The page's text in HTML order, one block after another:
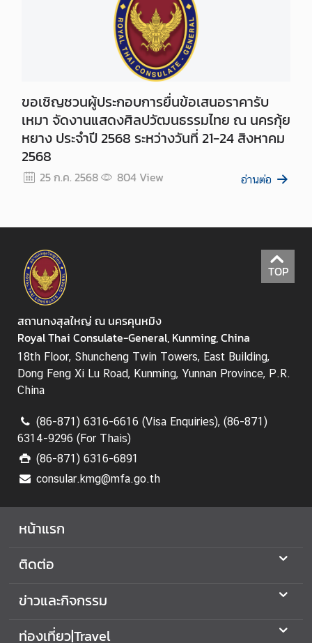
i
c
e
s
/
服
ร
ะ
ท
ว
ง
ก
า
ร
ต่
า
ง
ป
ร
เ
ท
ขอเชิญชวนผู้ประกอบการยื่นข้อเสนอราคารับ
เหมา จัดงานแสดงศิลปวัฒนธรรมไทย ณ นครกุ้ย
หยาง ประจำปี 2568 ระหว่างวันที่ 21-24 สิงหาคม
2568
25 ก.ค. 2568 804View อ่านต่อ
TOP
สถานกงสุลใหญ่ ณ นครคุนหมิง
Royal Thai Consulate-General, Kunming, China
18th Floor, Shuncheng Twin Towers, East Building,
Dong Feng Xi Lu Road, Kunming, Yunnan Province, P.R.
China
(86-871) 6316-6616 (Visa Enquiries), (86-871)
6314-9296 (For Thais)
(86-871) 6316-6891
consular.kmg@mfa.go.th
หน้าแรก
ติดต่อ
ข่าวและกิจกรรม
ท่องเที่ยว|Travel